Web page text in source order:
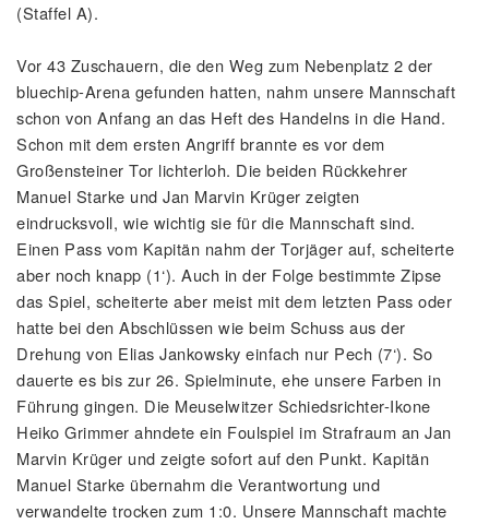
(Staffel A).
Vor 43 Zuschauern, die den Weg zum Nebenplatz 2 der
bluechip-Arena gefunden hatten, nahm unsere Mannschaft
schon von Anfang an das Heft des Handelns in die Hand.
Schon mit dem ersten Angriff brannte es vor dem
Großensteiner Tor lichterloh. Die beiden Rückkehrer
Manuel Starke und Jan Marvin Krüger zeigten
eindrucksvoll, wie wichtig sie für die Mannschaft sind.
Einen Pass vom Kapitän nahm der Torjäger auf, scheiterte
aber noch knapp (1‘). Auch in der Folge bestimmte Zipse
das Spiel, scheiterte aber meist mit dem letzten Pass oder
hatte bei den Abschlüssen wie beim Schuss aus der
Drehung von Elias Jankowsky einfach nur Pech (7‘). So
dauerte es bis zur 26. Spielminute, ehe unsere Farben in
Führung gingen. Die Meuselwitzer Schiedsrichter-Ikone
Heiko Grimmer ahndete ein Foulspiel im Strafraum an Jan
Marvin Krüger und zeigte sofort auf den Punkt. Kapitän
Manuel Starke übernahm die Verantwortung und
verwandelte trocken zum 1:0. Unsere Mannschaft machte